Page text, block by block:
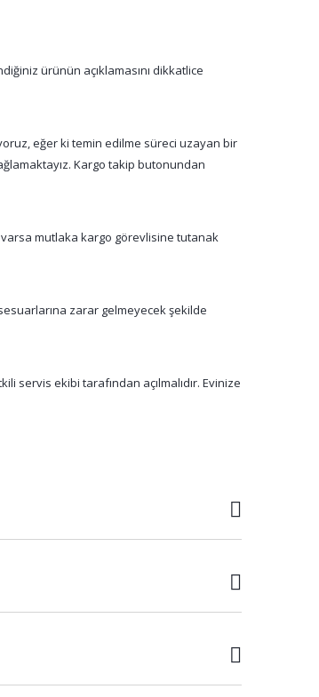
ürünün açıklamasını dikkatlice
eğer ki temin edilme süreci uzayan bir
Kargo takip butonundan
varsa mutlaka kargo görevlisine tutanak
zarar gelmeyecek şekilde
servis ekibi tarafından açılmalıdır. Evinize